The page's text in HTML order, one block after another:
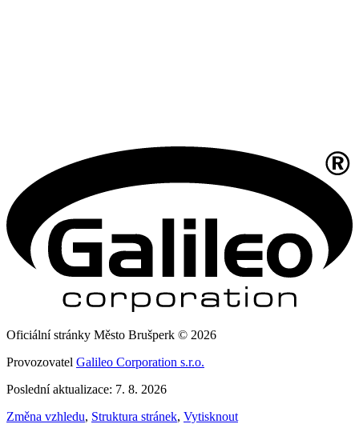
Oficiální stránky Město Brušperk © 2026
Provozovatel Galileo Corporation s.r.o.
Poslední aktualizace: 7. 8. 2026
Změna vzhledu, Struktura stránek, Vytisknout